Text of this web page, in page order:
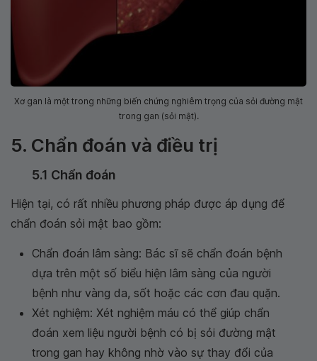
Xơ gan là một trong những biến chứng nghiêm trọng của sỏi đường mật
trong gan (sỏi mật).
5. Chẩn đoán và điều trị
5.1 Chẩn đoán
Hiện tại, có rất nhiều phương pháp được áp dụng để
chẩn đoán sỏi mật bao gồm:
Chẩn đoán lâm sàng: Bác sĩ sẽ chẩn đoán bệnh
dựa trên một số biểu hiện lâm sàng của người
bệnh như vàng da, sốt hoặc các cơn đau quặn.
Xét nghiệm: Xét nghiệm máu có thể giúp chẩn
đoán xem liệu người bệnh có bị sỏi đường mật
trong gan hay không nhờ vào sự thay đổi của